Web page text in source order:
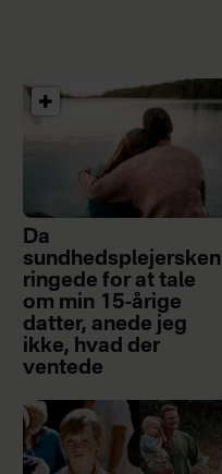
Da
sundhedsplejersken
ringede for at tale
om min 15-årige
datter, anede jeg
ikke, hvad der
ventede